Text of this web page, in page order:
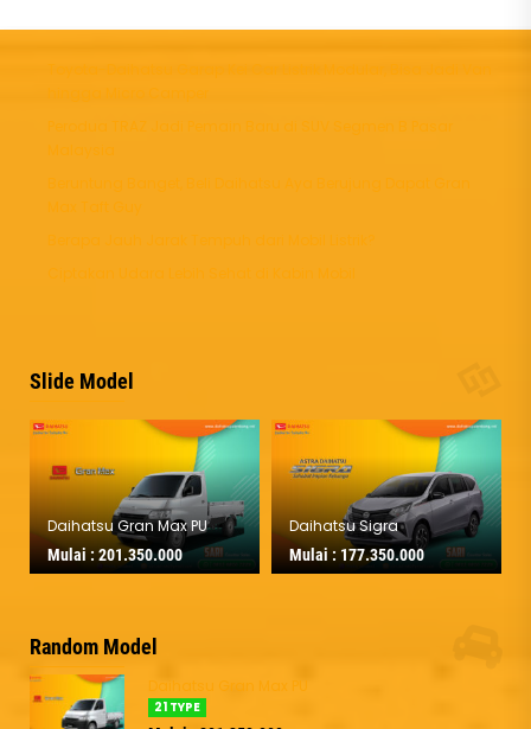
Perodua TRAZ Jadi Pemain Baru di SUV Segmen B Pasar
Slide Model
Daihatsu Sigra
Mulai :177.350.000
Daihatsu Luxio
Mulai :252.450.000
Random Model
Daihatsu Gran Max PU
21 TYPE